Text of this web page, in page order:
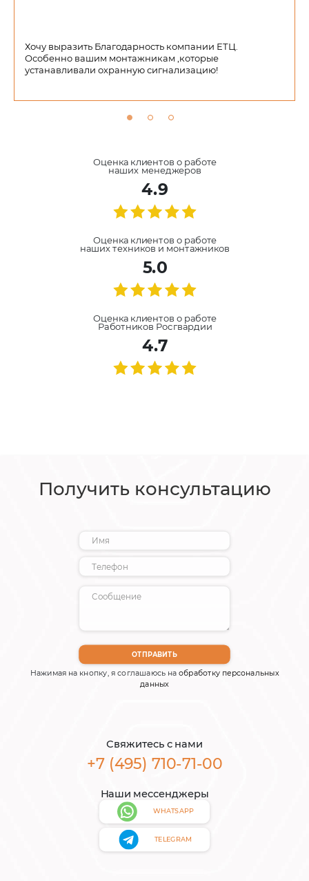
Хочу выразить Благодарность компании ЕТЦ.
Особенно вашим монтажникам ,которые
устанавливали охранную сигнализацию!
Оценка клиентов о работе
наших менеджеров
4.9
Оценка клиентов о работе
наших техников и монтажников
5.0
Оценка клиентов о работе
Работников Росгвардии
4.7
Получить консультацию
Нажимая на кнопку, я соглашаюсь наобработку персональных
данных
Свяжитесь с нами
+7 (495) 710-71-00
Наши мессенджеры
WHATSAPP
TELEGRAM